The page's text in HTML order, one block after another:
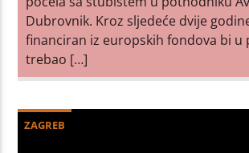
Dubrovnik. Kroz sljedeće dvije
financiran iz europskih fondova bi u
trebao […]
ZAGREB